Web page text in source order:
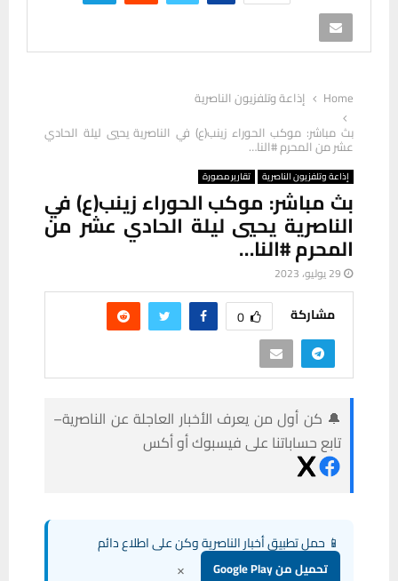
Home
إذاعة وتلفزيون الناصرية
بث مباشر: موكب الحوراء زينب(ع) في الناصرية يحيي ليلة الحادي
عشر من المحرم #النا…
إذاعة وتلفزيون الناصرية تقارير مصورة
بث مباشر: موكب الحوراء زينب(ع) في
الناصرية يحيي ليلة الحادي عشر من
المحرم #النا…
29 يوليو، 2023
مشاركة 0
🔔 كن أول من يعرف الأخبار العاجلة عن الناصرية–
تابع حساباتنا على فيسبوك أو أكس
📱 حمل تطبيق أخبار الناصرية وكن على اطلاع دائم
تحميل من Google Play ×